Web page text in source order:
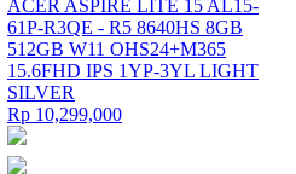
ACER ASPIRE LITE 15 AL15-
61P-R3QE - R5 8640HS 8GB
512GB W11 OHS24+M365
15.6FHD IPS 1YP-3YL LIGHT
SILVER
Rp 10,299,000